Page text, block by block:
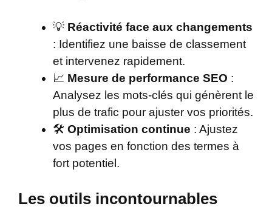
💡 Réactivité face aux changements
: Identifiez une baisse de classement
et intervenez rapidement.
📈 Mesure de performance SEO :
Analysez les mots-clés qui génèrent le
plus de trafic pour ajuster vos priorités.
🛠️ Optimisation continue : Ajustez
vos pages en fonction des termes à
fort potentiel.
Les outils incontournables